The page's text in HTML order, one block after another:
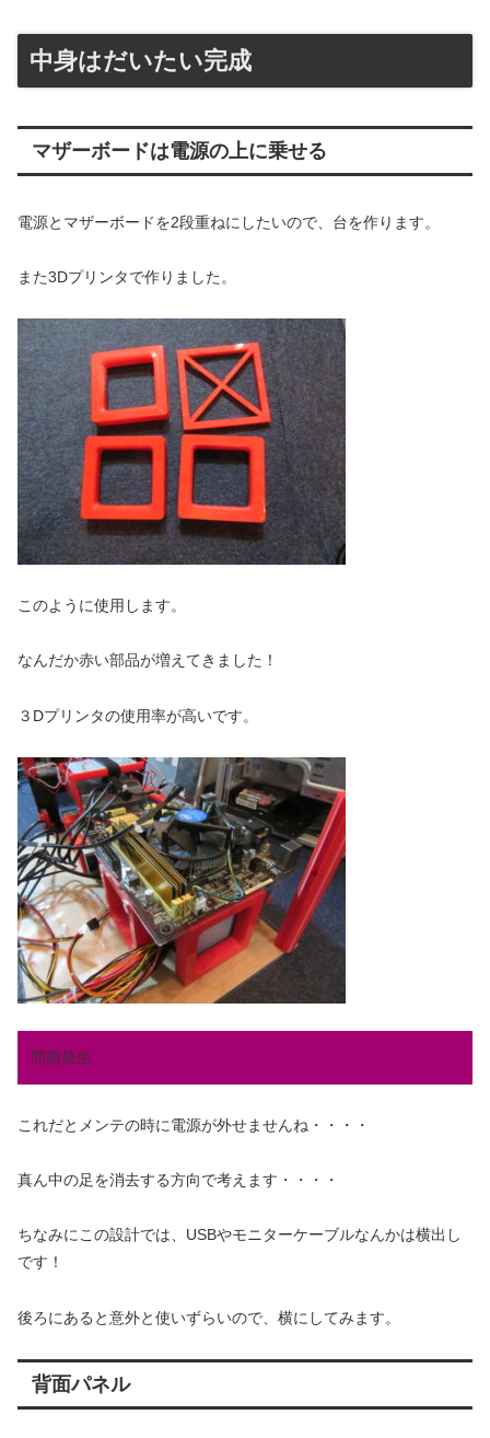
中身はだいたい完成
マザーボードは電源の上に乗せる
電源とマザーボードを2段重ねにしたいので、台を作ります。
また3Dプリンタで作りました。
このように使用します。
なんだか赤い部品が増えてきました！
３Dプリンタの使用率が高いです。
問題発生
これだとメンテの時に電源が外せませんね・・・・
真ん中の足を消去する方向で考えます・・・・
ちなみにこの設計では、USBやモニターケーブルなんかは横出し
です！
後ろにあると意外と使いずらいので、横にしてみます。
背面パネル